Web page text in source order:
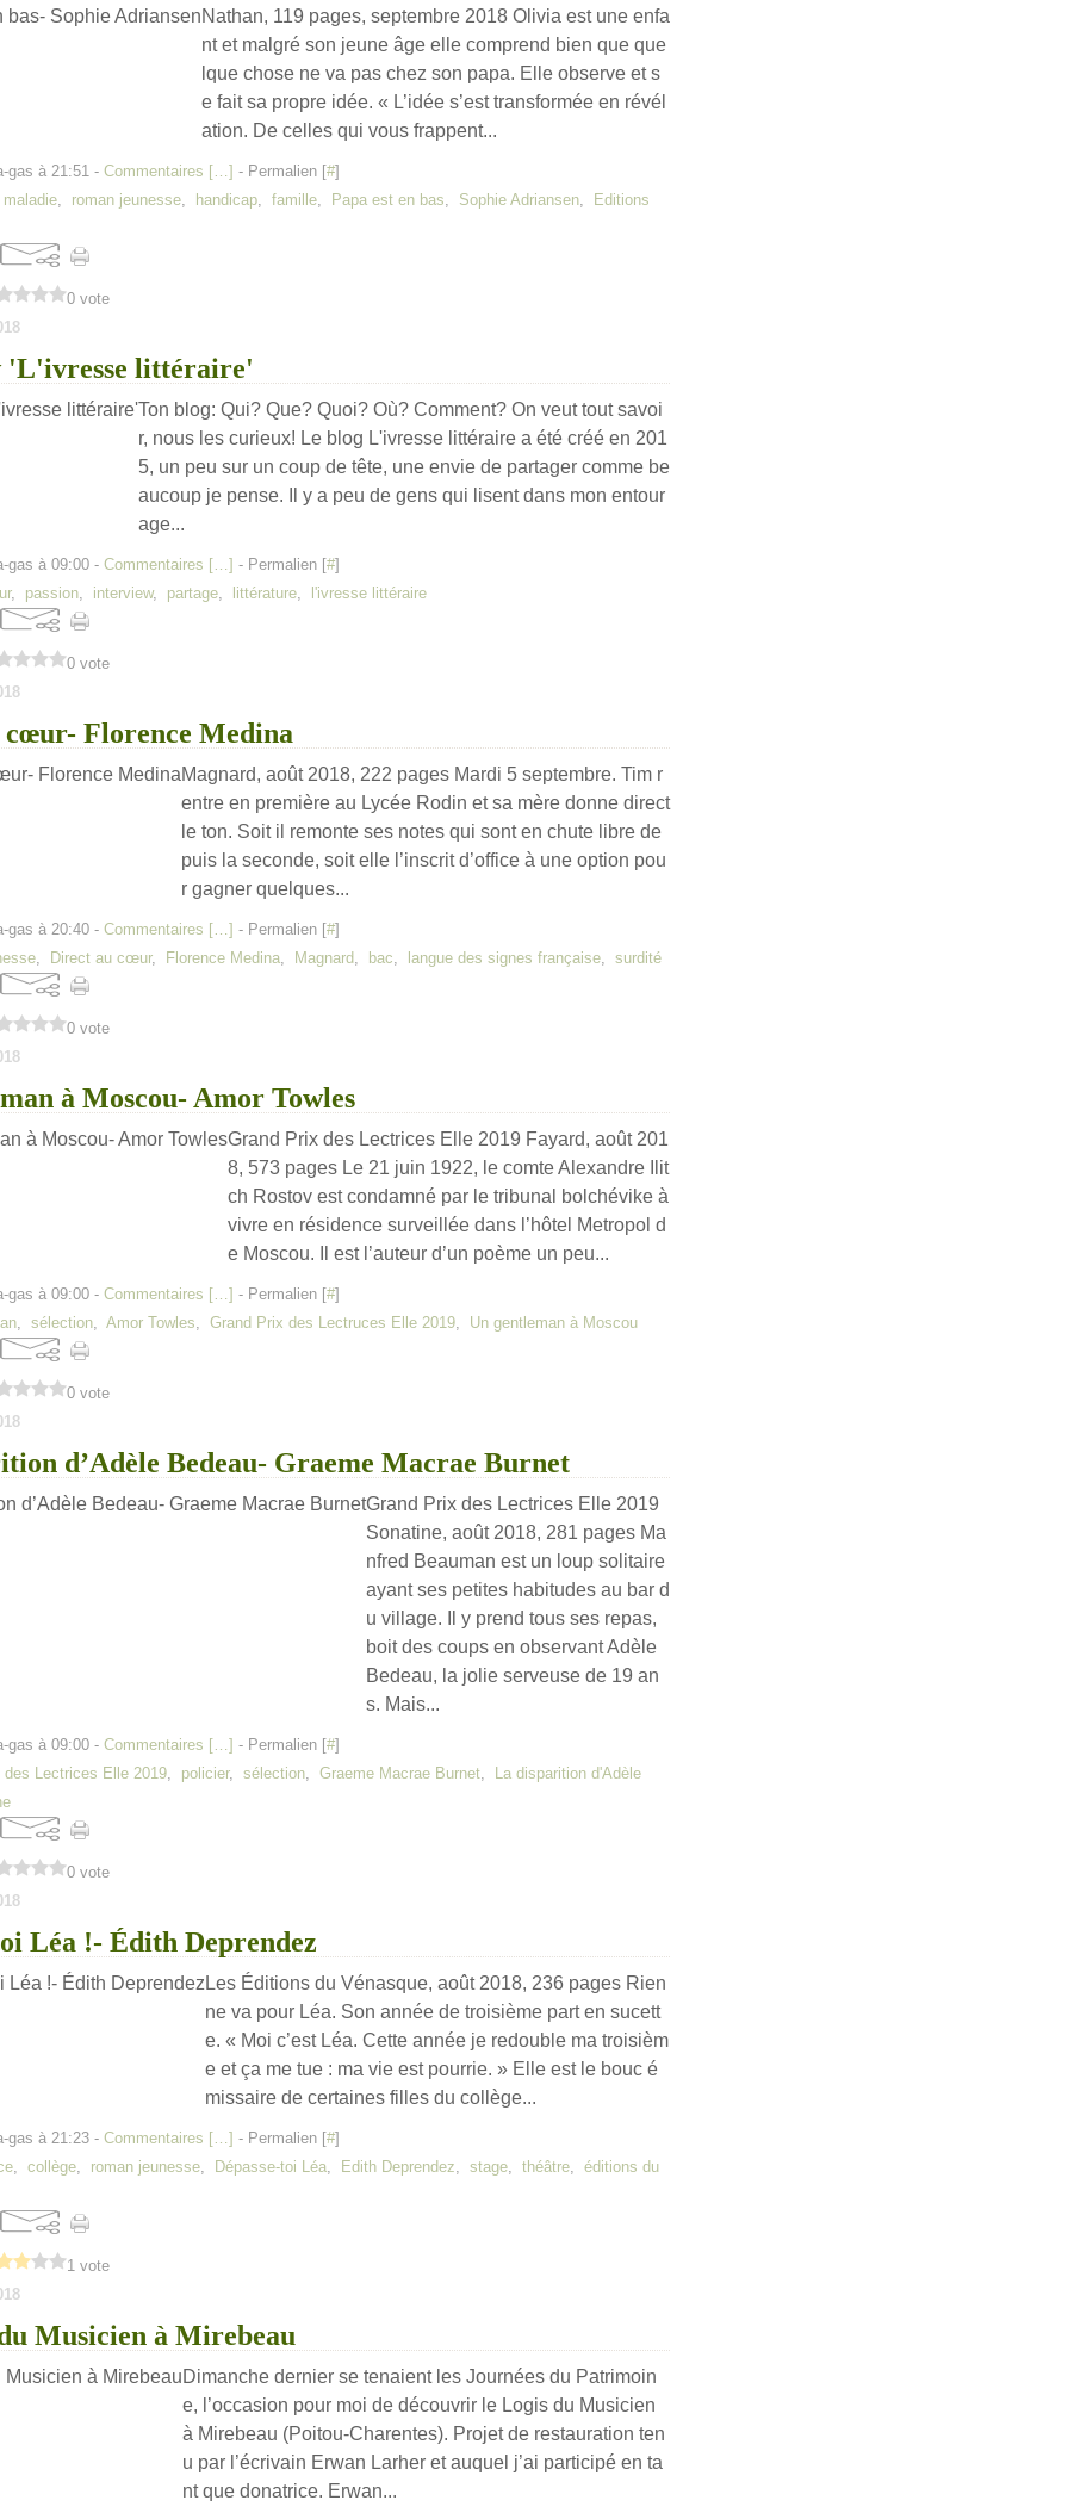
Nathan, 119 pages, septembre 2018 Olivia est une enfa
nt et malgré son jeune âge elle comprend bien que que
lque chose ne va pas chez son papa. Elle observe et s
e fait sa propre idée. « L’idée s’est transformée en révél
ation. De celles qui vous frappent...
gas à 21:51 - Commentaires […] - Permalien [#]
maladie, roman jeunesse, handicap, famille, Papa est en bas, Sophie Adriansen,
Editions
0 vote
'L'ivresse littéraire'
Ton blog: Qui? Que? Quoi? Où? Comment? On veut tout savoi
r, nous les curieux! Le blog L'ivresse littéraire a été créé en 201
5, un peu sur un coup de tête, une envie de partager comme be
aucoup je pense. Il y a peu de gens qui lisent dans mon entour
age...
gas à 09:00 - Commentaires […] - Permalien [#]
, passion, interview, partage, littérature, l'ivresse littéraire
0 vote
Florence Medina
Magnard, août 2018, 222 pages Mardi 5 septembre. Tim r
entre en première au Lycée Rodin et sa mère donne direct
le ton. Soit il remonte ses notes qui sont en chute libre de
puis la seconde, soit elle l’inscrit d’office à une option pou
r gagner quelques...
gas à 20:40 - Commentaires […] - Permalien [#]
, Direct au cœur, Florence Medina, Magnard, bac, langue des signes française, surdité
0 vote
à Moscou- Amor Towles
Grand Prix des Lectrices Elle 2019 Fayard, août 201
8, 573 pages Le 21 juin 1922, le comte Alexandre Ilit
ch Rostov est condamné par le tribunal bolchévike à
vivre en résidence surveillée dans l’hôtel Metropol d
e Moscou. Il est l’auteur d’un poème un peu...
gas à 09:00 - Commentaires […] - Permalien [#]
, sélection, Amor Towles, Grand Prix des Lectruces Elle 2019, Un gentleman à Moscou
0 vote
d’Adèle Bedeau- Graeme Macrae Burnet
Grand Prix des Lectrices Elle 2019
Sonatine, août 2018, 281 pages Ma
nfred Beauman est un loup solitaire
ayant ses petites habitudes au bar d
u village. Il y prend tous ses repas,
boit des coups en observant Adèle
Bedeau, la jolie serveuse de 19 an
s. Mais...
gas à 09:00 - Commentaires […] - Permalien [#]
des Lectrices Elle 2019, policier, sélection, Graeme Macrae Burnet,
La disparition d'Adèle
0 vote
Léa !- Édith Deprendez
Les Éditions du Vénasque, août 2018, 236 pages Rien
ne va pour Léa. Son année de troisième part en sucett
e. « Moi c’est Léa. Cette année je redouble ma troisièm
e et ça me tue : ma vie est pourrie. » Elle est le bouc é
missaire de certaines filles du collège...
gas à 21:23 - Commentaires […] - Permalien [#]
, collège, roman jeunesse, Dépasse-toi Léa, Edith Deprendez, stage, théâtre, éditions du
1 vote
Musicien à Mirebeau
Dimanche dernier se tenaient les Journées du Patrimoin
e, l’occasion pour moi de découvrir le Logis du Musicien
à Mirebeau (Poitou-Charentes). Projet de restauration ten
u par l’écrivain Erwan Larher et auquel j’ai participé en ta
nt que donatrice. Erwan...